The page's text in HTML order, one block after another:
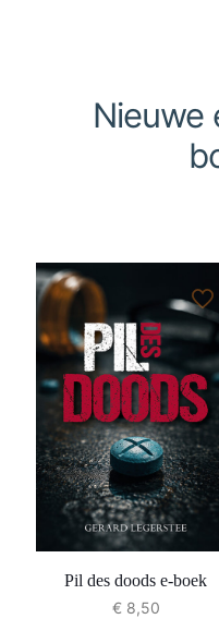
Nieuwe
Pil des doods e-boek
€8,50